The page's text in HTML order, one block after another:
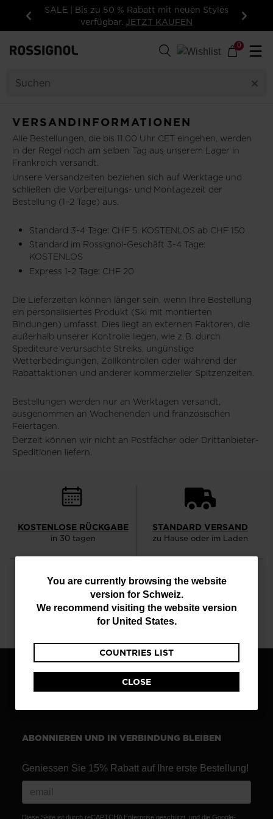
Zurück
SALE | Bis zu 50 % Rabatt mit neuen Styles
verfügbar. JETZT KAUFEN Weiter
0 ☰
You
are
website
version
for
recommend
visiting
the
You are currently browsing the website
version for Schweiz.
We recommend visiting the website version
for United States.
COUNTRIES LIST
CLOSE
VERSANDINFORMATIONEN
Alle Bestellungen, die bis 11:00 Uhr CET eingehen, werden
in der Regel noch am selben Tag aus unserem Lager in
Frankreich versandt.
Unsere Versandzeiten beziehen sich auf Werktage und
schließen die Vorbereitungs- und Montagezeit der
Bestellung (1–2 Tage) aus.
Standard 3-4 Tage: CHF 5, KOSTENLOS ab CHF 150
Standard im Rossignol-Geschäft 3-4 Tage:
KOSTENLOS
Express 1-2 Tage: CHF 20
Die Lieferzeiten können länger sein, wenn Ihre Bestellung
ein personalisiertes Produkt (Ski mit montierten
Bindungen) umfasst. Dies liegt an externen Faktoren, die
außerhalb unserer Kontrolle liegen, wie z. B. durch
Spediteure verursachte Streiks, ungünstige
Wetterbedingungen, Zollkontrollen oder während der
Rabattaktionen und anderer kommerzieller Spitzenzeiten.
Bestellungen werden nur an Werktagen versandt,
ausgenommen an Wochenenden und französischen
Feiertagen.
Derzeit können wir nicht an Postfächer oder Drittanbieter-
Speditionen liefern.
KOSTENLOSE RÜCKGABE
in 30 tagen
STANDARD VERSAND
zu Hause oder im Laden
KUNDENSERVICE
Montag - Freitag
EINE FRAGE?
Lesen du unsere FAQ
EIN GESCHÄFT FINDEN
ABONNIEREN UND IN VERBINDUNG BLEIBEN
Geniessen Sie 15% Rabatt auf Ihre erste Bestellung!
Diese Seite ist durch reCAPTCHA Enterprise geschützt, und die Google-